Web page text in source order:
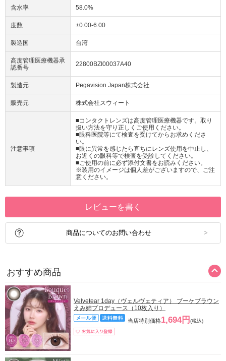
含水率 58.0%
度数 ±0.00-6.00
製造国 台湾
高度管理医療機器承
認番号
22800BZI00037A40
製造元 Pegavision Japan株式会社
販売元 株式会社スウィート
注意事項
■コンタクトレンズは高度管理医療機器です。取り
扱い方法を守り正しくご使用ください。
■眼科医院等にて検査を受けてからお求めくださ
い。
■眼に異常を感じたら直ちにレンズ使用を中止し、
お近くの眼科等で検査を受診してください。
■ご使用の前に必ず添付文書をお読みください。
※装用のイメージは個人差がございますので、ご注
意ください。
レビューを書く
商品についてのお問い合わせ
おすすめ商品
Velvetear 1day（ヴェルヴェティア） ブーケブラウン
えみ姉プロデュース（10枚入り）
当店特別価格1,694円 (税込)